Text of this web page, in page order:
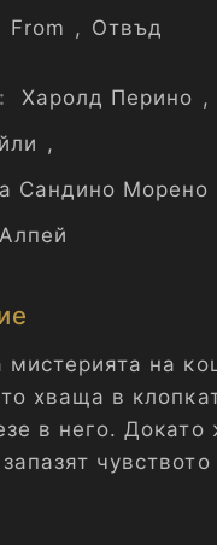
From , Отвъд
Харолд Перино ,
,
Сандино Морено
мистерията на
хваща в
в него. Докато
чувството